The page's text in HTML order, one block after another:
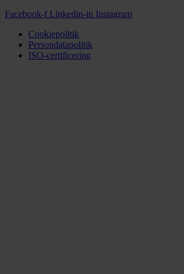
Facebook-f Linkedin-in Instagram
Cookiepolitik
Persondatapolitik
ISO-certificering